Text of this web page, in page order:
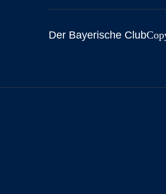
Der Bayerische Club